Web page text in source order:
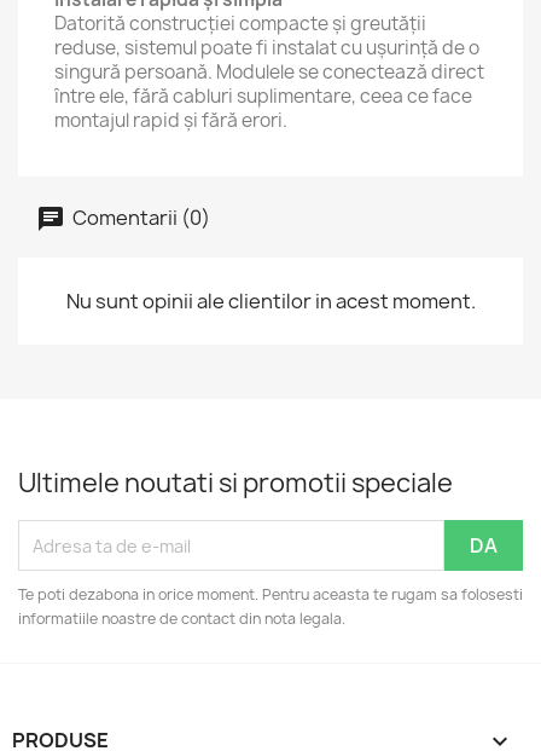
Datorită construcției compacte și greutății
reduse, sistemul poate fi instalat cu ușurință de o
singură persoană. Modulele se conectează direct
între ele, fără cabluri suplimentare, ceea ce face
montajul rapid și fără erori.
Comentarii (0)
Nu sunt opinii ale clientilor in acest moment.
Ultimele noutati si promotii speciale
Te poti dezabona in orice moment. Pentru aceasta te rugam sa folosesti
informatiile noastre de contact din nota legala.
PRODUSE 